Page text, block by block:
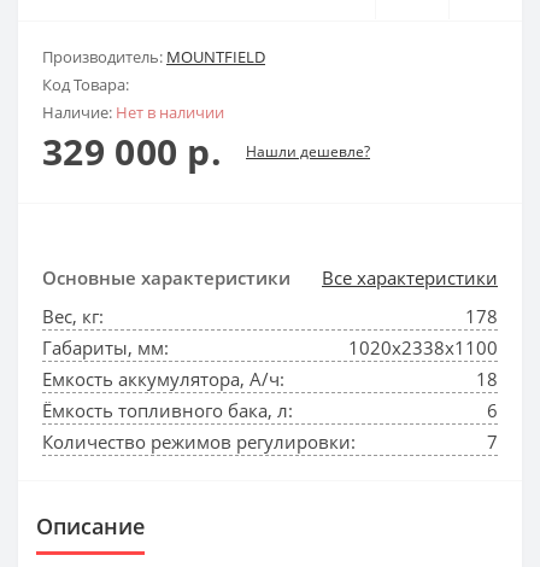
Производитель: MOUNTFIELD
Код Товара:
Наличие: Нет в наличии
329 000 р. Нашли дешевле?
Основные характеристики
Все характеристики
Вес, кг:
178
Габариты, мм:
1020х2338х1100
Емкость аккумулятора, А/ч:
18
Ёмкость топливного бака, л:
6
Количество режимов регулировки:
7
Описание